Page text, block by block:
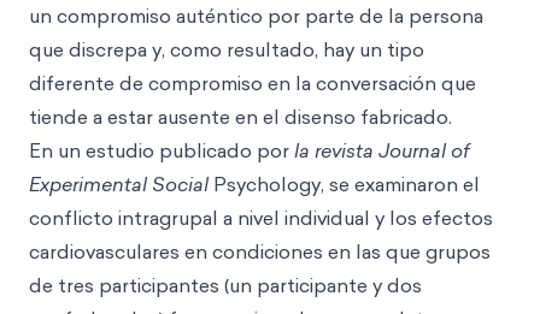
un compromiso auténtico por parte de la persona
que discrepa y, como resultado, hay un tipo
diferente de compromiso en la conversación que
tiende a estar ausente en el disenso fabricado.
En un estudio publicado porla revista Journal of
Experimental SocialPsychology, se examinaron el
conflicto intragrupal a nivel individual y los efectos
cardiovasculares en condiciones en las que grupos
de tres participantes (un participante y dos